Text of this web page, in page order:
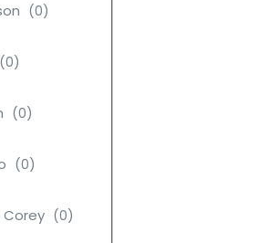
(0)
(0)
(0)
(0)
Corey (0)